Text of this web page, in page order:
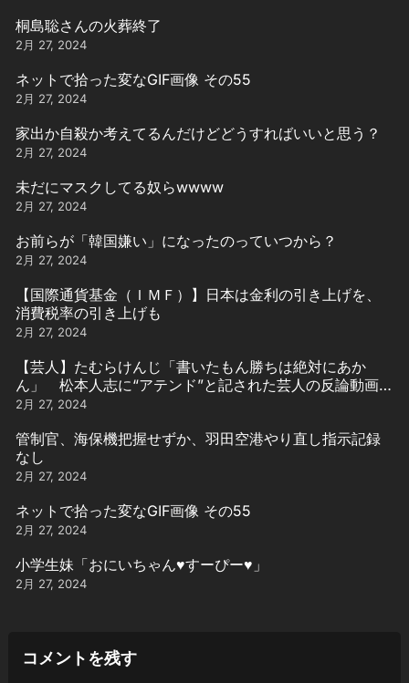
桐島聡さんの火葬終了
2月 27, 2024
ネットで拾った変なGIF画像 その55
2月 27, 2024
家出か自殺か考えてるんだけどどうすればいいと思う？
2月 27, 2024
未だにマスクしてる奴らwwww
2月 27, 2024
お前らが「韓国嫌い」になったのっていつから？
2月 27, 2024
【国際通貨基金（ＩＭＦ）】日本は金利の引き上げを、
消費税率の引き上げも
2月 27, 2024
【芸人】たむらけんじ「書いたもん勝ちは絶対にあか
ん」 松本人志に“アテンド”と記された芸人の反論動画引
用
2月 27, 2024
管制官、海保機把握せずか、羽田空港やり直し指示記録
なし
2月 27, 2024
ネットで拾った変なGIF画像 その55
2月 27, 2024
小学生妹「おにいちゃん♥️すーぴー♥️」
2月 27, 2024
コメントを残す